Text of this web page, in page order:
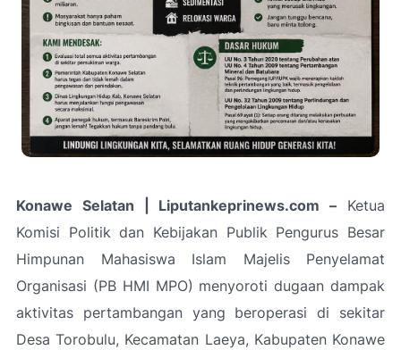
Konawe Selatan | Liputankeprinews.com – Ketua
Komisi Politik dan Kebijakan Publik Pengurus Besar
Himpunan Mahasiswa Islam Majelis Penyelamat
Organisasi (PB HMI MPO) menyoroti dugaan dampak
aktivitas pertambangan yang beroperasi di sekitar
Desa Torobulu, Kecamatan Laeya, Kabupaten Konawe